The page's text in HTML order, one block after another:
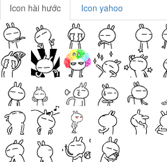
Icon hài hước Icon yahoo